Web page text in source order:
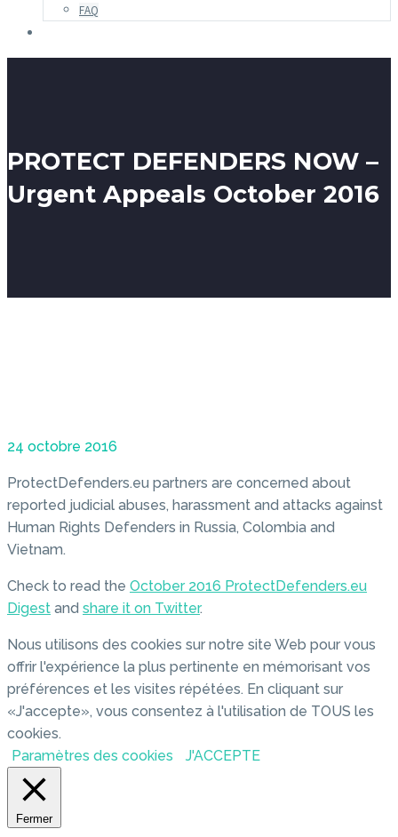
FAQ
PROTECT DEFENDERS NOW –
Urgent Appeals October 2016
24 octobre 2016
ProtectDefenders.eu partners are concerned about
reported judicial abuses, harassment and attacks against
Human Rights Defenders in Russia, Colombia and
Vietnam.
Check to read the October 2016 ProtectDefenders.eu
Digest and share it on Twitter.
Nous utilisons des cookies sur notre site Web pour vous
offrir l'expérience la plus pertinente en mémorisant vos
préférences et les visites répétées. En cliquant sur
«J'accepte», vous consentez à l'utilisation de TOUS les
cookies.
Paramètres des cookies
J'ACCEPTE
Fermer